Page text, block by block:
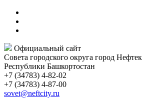
Официальный сайт
Совета городского округа город
Республики Башкортостан
+7 (34783) 4-82-02
+7 (34783) 4-87-00
sovet@neftcity.ru